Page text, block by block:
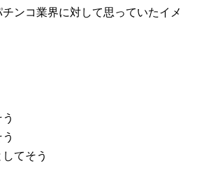
ンコ業界に対して思っていたイメ
てそう